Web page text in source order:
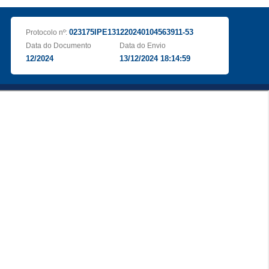
Protocolo nº: 023175IPE131220240104563911-53
Data do Documento
12/2024
Data do Envio
13/12/2024 18:14:59